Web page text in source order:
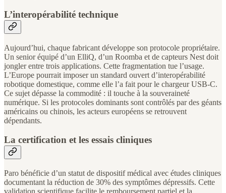
L’interopérabilité technique
Aujourd’hui, chaque fabricant développe son protocole propriétaire.
Un senior équipé d’un ElliQ, d’un Roomba et de capteurs Nest doit
jongler entre trois applications. Cette fragmentation tue l’usage.
L’Europe pourrait imposer un standard ouvert d’interopérabilité
robotique domestique, comme elle l’a fait pour le chargeur USB-C.
Ce sujet dépasse la commodité : il touche à la souveraineté
numérique. Si les protocoles dominants sont contrôlés par des géants
américains ou chinois, les acteurs européens se retrouvent
dépendants.
La certification et les essais cliniques
Paro bénéficie d’un statut de dispositif médical avec études cliniques
documentant la réduction de 30% des symptômes dépressifs. Cette